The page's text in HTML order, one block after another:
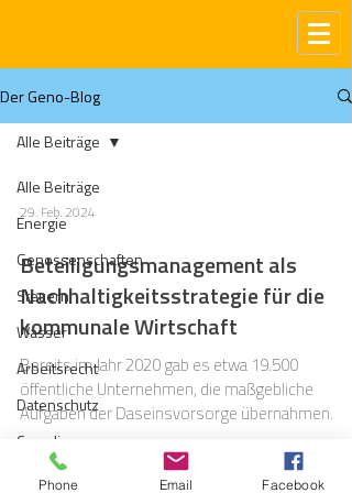
Der Geno-Blog
Alle Beiträge
Energie
Genossenschaften
Steuern
Wasser
Arbeitsrecht
Datenschutz
Compliance
Gas
Alle Beiträge
29. Feb. 2024
Beteiligungsmanagement als
Nachhaltigkeitsstrategie für die
kommunale Wirtschaft
Bereits im Jahr 2020 gab es etwa 19.500
öffentliche Unternehmen, die maßgebliche
Aufgaben der Daseinsvorsorge übernahmen.
Phone Email Facebook